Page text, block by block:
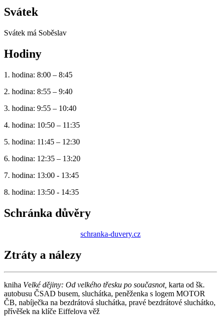
Svátek
Svátek má Soběslav
Hodiny
1. hodina: 8:00 – 8:45
2. hodina: 8:55 – 9:40
3. hodina: 9:55 – 10:40
4. hodina: 10:50 – 11:35
5. hodina: 11:45 – 12:30
6. hodina: 12:35 – 13:20
7. hodina: 13:00 - 13:45
8. hodina: 13:50 - 14:35
Schránka důvěry
schranka-duvery.cz
Ztráty a nálezy
kniha Velké dějiny: Od velkého třesku po současnot, karta od šk.
autobusu ČSAD busem, sluchátka, peněženka s logem MOTOR
ČB, nabíječka na bezdrátová sluchátka, pravé bezdrátové sluchátko,
přívěšek na klíče Eiffelova věž